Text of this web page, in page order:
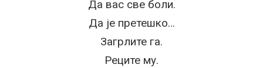
Да вас све боли.
Да је претешко…
Загрлите га.
Реците му.